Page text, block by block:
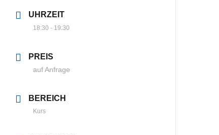
UHRZEIT
18:30 - 19:30
PREIS
auf Anfrage
BEREICH
Kurs